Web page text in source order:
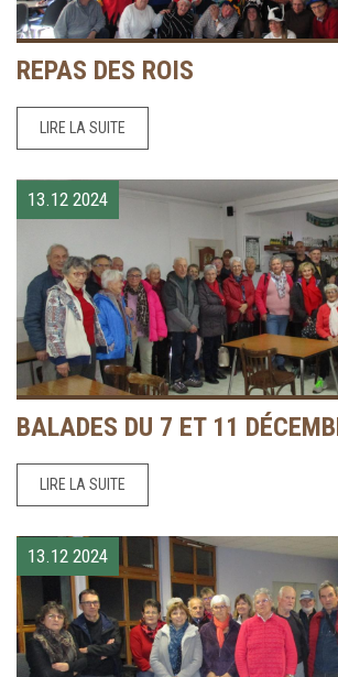
REPAS DES ROIS
LIRE LA SUITE
13.12 2024
BALADES DU 7 ET 11
LIRE LA SUITE
13.12 2024